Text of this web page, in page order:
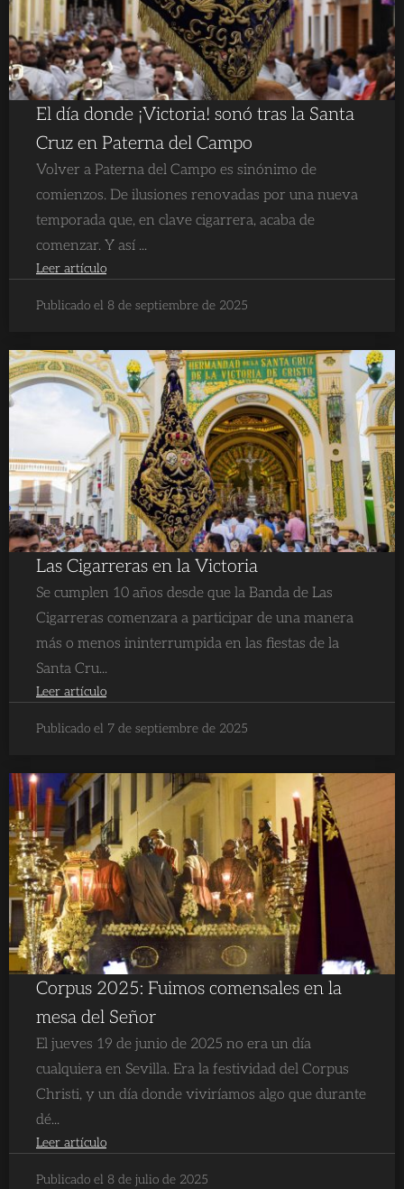
El día donde ¡Victoria! sonó tras la Santa
Cruz en Paterna del Campo
Volver a Paterna del Campo es sinónimo de
comienzos. De ilusiones renovadas por una nueva
temporada que, en clave cigarrera, acaba de
comenzar. Y así ...
Leer artículo
Publicado el 8 de septiembre de 2025
Las Cigarreras en la Victoria
Se cumplen 10 años desde que la Banda de Las
Cigarreras comenzara a participar de una manera
más o menos ininterrumpida en las fiestas de la
Santa Cru...
Leer artículo
Publicado el 7 de septiembre de 2025
Corpus 2025: Fuimos comensales en la
mesa del Señor
El jueves 19 de junio de 2025 no era un día
cualquiera en Sevilla. Era la festividad del Corpus
Christi, y un día donde viviríamos algo que durante
dé...
Leer artículo
Publicado el 8 de julio de 2025